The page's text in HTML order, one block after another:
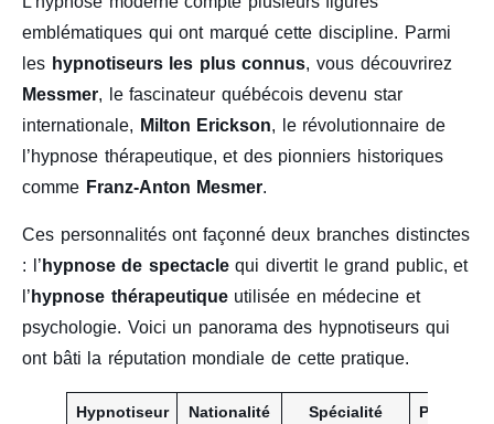
emblématiques qui ont marqué cette discipline. Parmi
les hypnotiseurs les plus connus, vous découvrirez
Messmer, le fascinateur québécois devenu star
internationale, Milton Erickson, le révolutionnaire de
l’hypnose thérapeutique, et des pionniers historiques
comme Franz-Anton Mesmer.
Ces personnalités ont façonné deux branches distinctes
: l’ hypnose de spectaclequi divertit le grand public, et
l’ hypnose thérapeutiqueutilisée en médecine et
psychologie. Voici un panorama des hypnotiseurs qui
ont bâti la réputation mondiale de cette pratique.
Hypnotiseur Nationalité Spécialité Période